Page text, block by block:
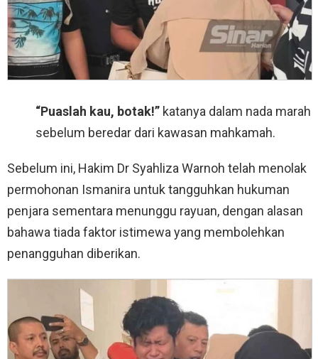
“Puaslah kau, botak!” katanya dalam nada marah
sebelum beredar dari kawasan mahkamah.
Sebelum ini, Hakim Dr Syahliza Warnoh telah menolak
permohonan Ismanira untuk tangguhkan hukuman
penjara sementara menunggu rayuan, dengan alasan
bahawa tiada faktor istimewa yang membolehkan
penangguhan diberikan.